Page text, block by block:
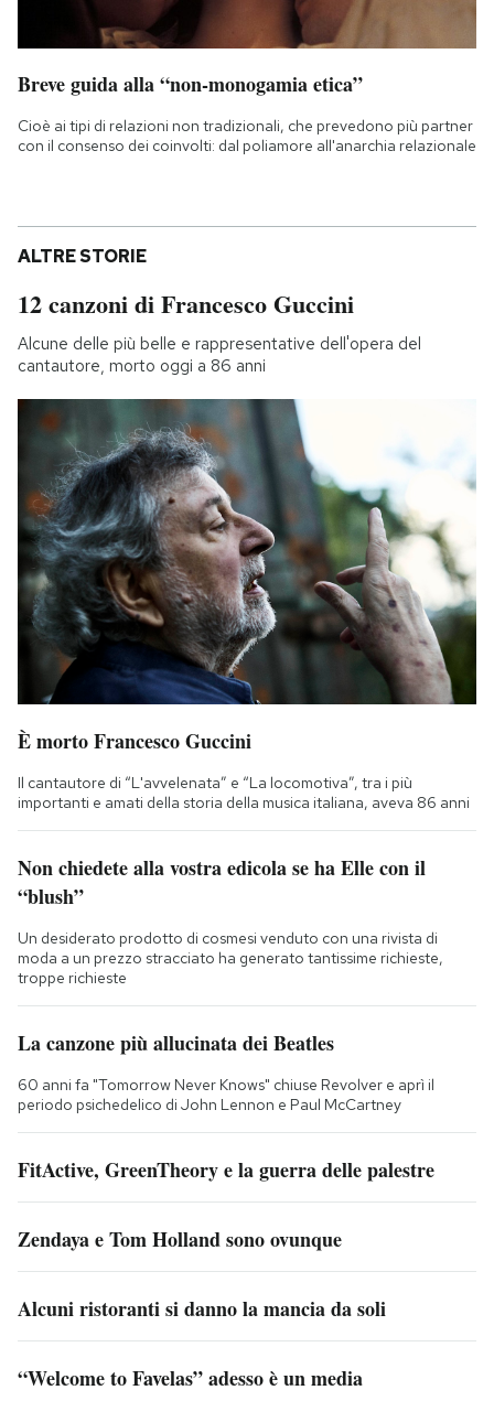
Breve guida alla “non-monogamia etica”
Cioè ai tipi di relazioni non tradizionali, che prevedono più partner
con il consenso dei coinvolti: dal poliamore all'anarchia relazionale
ALTRE STORIE
12 canzoni di Francesco Guccini
Alcune delle più belle e rappresentative dell'opera del
cantautore, morto oggi a 86 anni
È morto Francesco Guccini
Il cantautore di “L'avvelenata” e “La locomotiva”, tra i più
importanti e amati della storia della musica italiana, aveva 86 anni
Non chiedete alla vostra edicola se ha Elle con il
“blush”
Un desiderato prodotto di cosmesi venduto con una rivista di
moda a un prezzo stracciato ha generato tantissime richieste,
troppe richieste
La canzone più allucinata dei Beatles
60 anni fa "Tomorrow Never Knows" chiuse Revolver e aprì il
periodo psichedelico di John Lennon e Paul McCartney
FitActive, GreenTheory e la guerra delle palestre
Zendaya e Tom Holland sono ovunque
Alcuni ristoranti si danno la mancia da soli
“Welcome to Favelas” adesso è un media